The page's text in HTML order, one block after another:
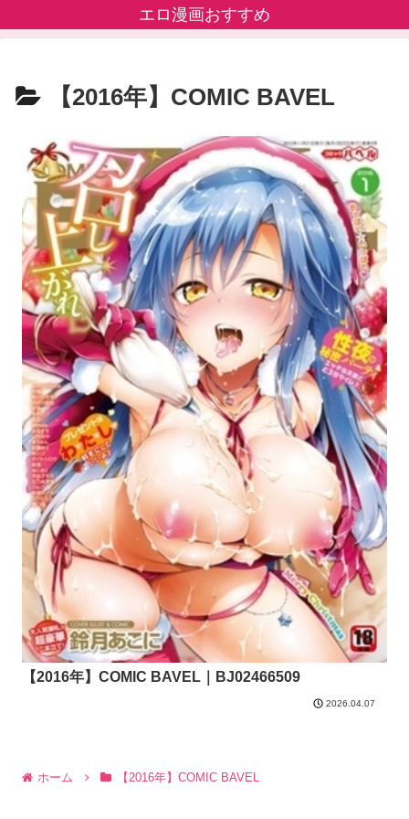
エロ漫画おすすめ
【2016年】COMIC BAVEL
【2016年】COMIC BAVEL｜BJ02466509
2026.04.07
ホーム 【2016年】COMIC BAVEL